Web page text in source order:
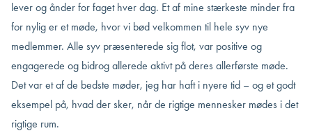
lever og ånder for faget hver dag. Et af mine stærkeste minder fra
for nylig er et møde, hvor vi bød velkommen til hele syv nye
medlemmer. Alle syv præsenterede sig flot, var positive og
engagerede og bidrog allerede aktivt på deres allerførste møde.
Det var et af de bedste møder, jeg har haft i nyere tid – og et godt
eksempel på, hvad der sker, når de rigtige mennesker mødes i det
rigtige rum.